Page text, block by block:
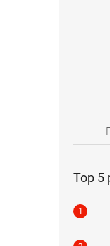
Top 5